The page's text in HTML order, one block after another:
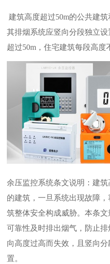
建筑高度超过50m的公共建筑
其排烟系统应竖向分段独立
超过50m，住宅建筑每段高度
余压监控系统条文说明：建
的建筑，一旦系统出现故障
筑整体安全构成威胁。本条
可靠性及时排出烟气，防止
向高度过高而失效，且竖向
置。